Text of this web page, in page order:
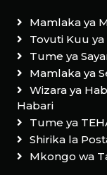
Mamlaka ya
Tovuti Kuu ya
Tume ya
Mamlaka ya
Wizara ya
Habari
Tume ya
Shirika la
Mkongo wa